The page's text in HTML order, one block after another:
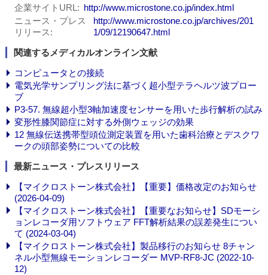
企業サイトURL
http://www.microstone.co.jp/index.html
ニュース・プレス
リリース
http://www.microstone.co.jp/archives/201
1/09/12190647.html
関連するメディカルオンライン文献
コンピュータとの接続
電気光学サンプリング法に基づく超小型テラヘルツ波プロー
ブ
P3-57. 無線超小型3軸加速度センサーを用いた歩行解析の試み
変形性膝関節症に対する外側ウェッジの効果
12 無線伝送携帯型頭位測定装置を用いた歯科治療とデスクワ
ークの頭部姿勢についての比較
最新ニュース・プレスリリース
【マイクロストーン株式会社】【重要】価格改定のお知らせ
(2026-04-09)
【マイクロストーン株式会社】【重要なお知らせ】SDモーシ
ョンレコーダ用ソフトウェア FFT解析結果の誤差発生につい
て (2024-03-04)
【マイクロストーン株式会社】製品移行のお知らせ 8チャン
ネル小型無線モーションレコーダー MVP-RF8-JC (2022-10-
12)